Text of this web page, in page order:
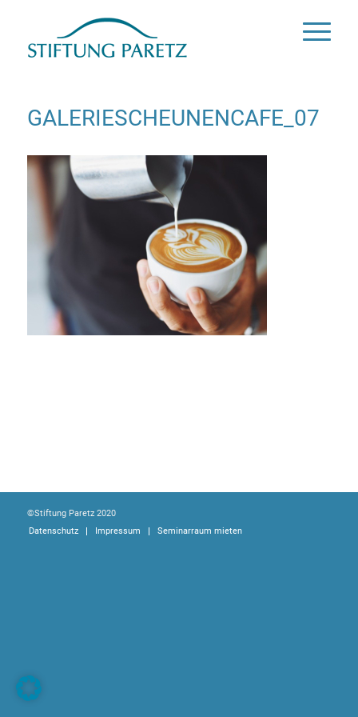
GALERIESCHEUNENCAFE_07
©Stiftung Paretz 2020
Datenschutz
Impressum Seminarraum mieten